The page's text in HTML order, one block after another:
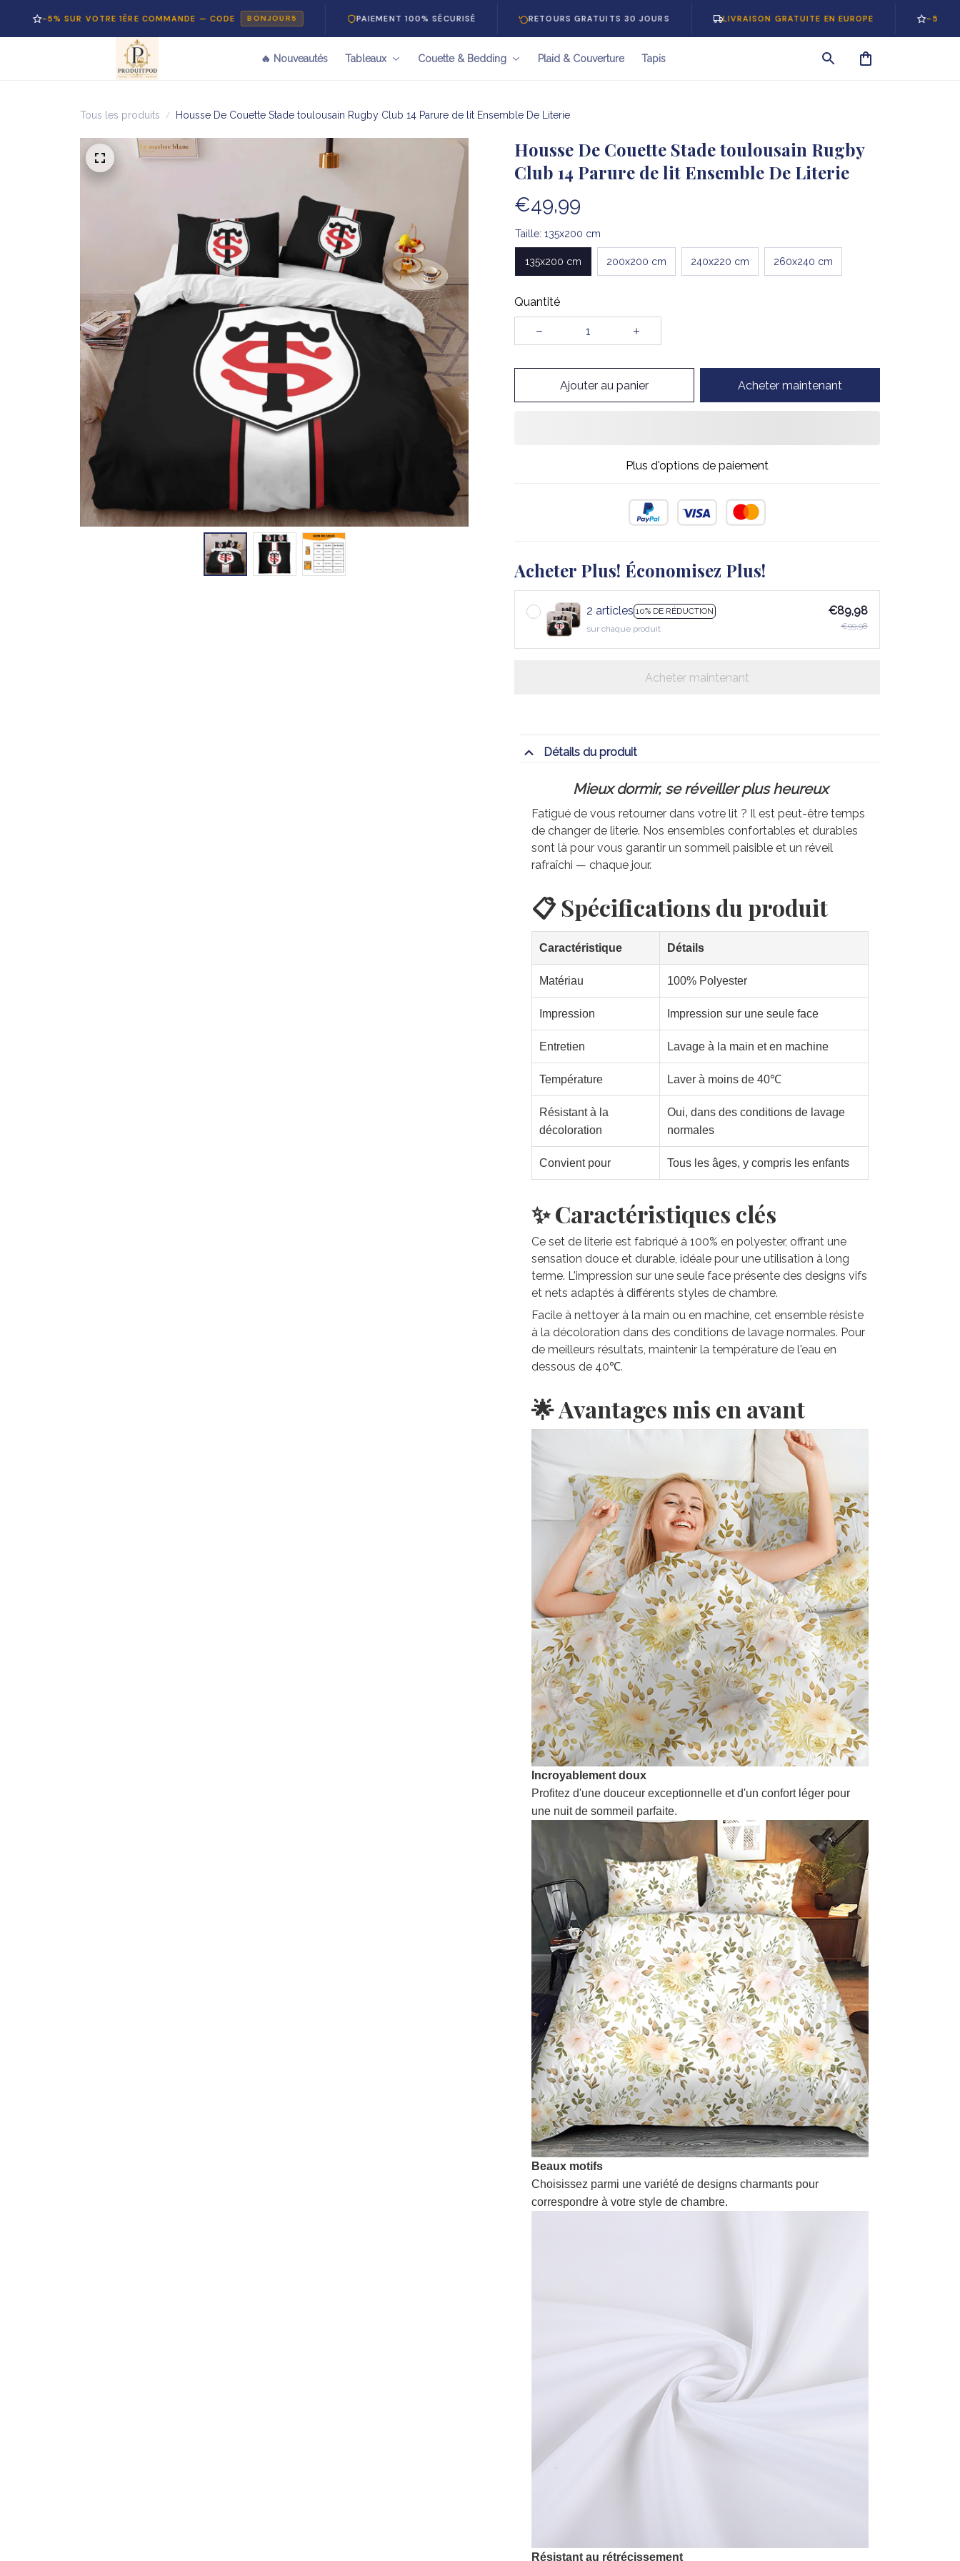
-5% SUR VOTRE 1ÈRE COMMANDE — CODE BONJOUR5 PAIEMENT 100% SÉCURISÉ RETOURS GRATUITS 30 JOURS LIVRAISON GRATUITE EN EUROPE -5% SUR
🔥 Nouveautés Tableaux Couette & Bedding Plaid & Couverture Tapis
Tous les produits Housse De Couette Stade toulousain Rugby Club 14 Parure de lit Ensemble De Literie
Housse De Couette Stade toulousain Rugby
Club 14 Parure de lit Ensemble De Literie
€49,99
Taille: 135x200 cm
135x200 cm 200x200 cm 240x220 cm 260x240 cm
Quantité
Ajouter au panier Acheter maintenant
Plus d'options de paiement
Acheter Plus! Économisez Plus!
2 articles 10% DE RÉDUCTION
sur chaque produit
€89,98
€99,98
Acheter maintenant
Détails du produit
Mieux dormir, se réveiller plus heureux
Fatigué de vous retourner dans votre lit ? Il est peut-être temps
de changer de literie. Nos ensembles confortables et durables
sont là pour vous garantir un sommeil paisible et un réveil
rafraîchi — chaque jour.
📋 Spécifications du produit
Caractéristique Détails
Matériau 100% Polyester
Impression Impression sur une seule face
Entretien Lavage à la main et en machine
Température Laver à moins de 40℃
Résistant à la
décoloration
Oui, dans des conditions de lavage
normales
Convient pour Tous les âges, y compris les enfants
✨ Caractéristiques clés
Ce set de literie est fabriqué à 100% en polyester, offrant une
sensation douce et durable, idéale pour une utilisation à long
terme. L'impression sur une seule face présente des designs vifs
et nets adaptés à différents styles de chambre.
Facile à nettoyer à la main ou en machine, cet ensemble résiste
à la décoloration dans des conditions de lavage normales. Pour
de meilleurs résultats, maintenir la température de l'eau en
dessous de 40℃.
🌟 Avantages mis en avant
Incroyablement doux
Profitez d'une douceur exceptionnelle et d'un confort léger pour
une nuit de sommeil parfaite.
Beaux motifs
Choisissez parmi une variété de designs charmants pour
correspondre à votre style de chambre.
Résistant au rétrécissement